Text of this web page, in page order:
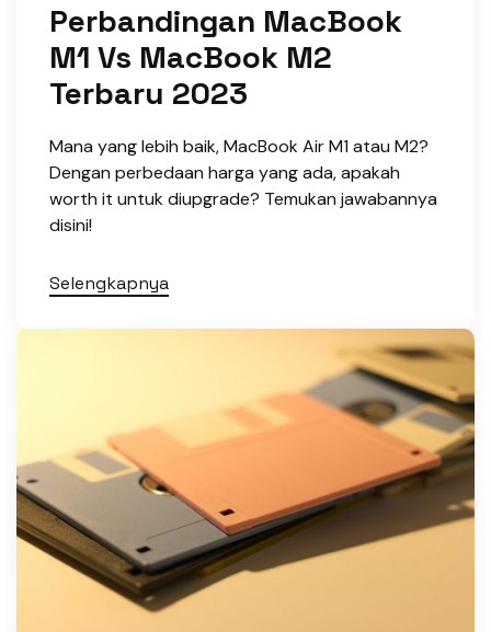
Perbandingan MacBook
M1 Vs MacBook M2
Terbaru 2023
Mana yang lebih baik, MacBook Air M1 atau M2?
Dengan perbedaan harga yang ada, apakah
worth it untuk diupgrade? Temukan jawabannya
disini!
Selengkapnya